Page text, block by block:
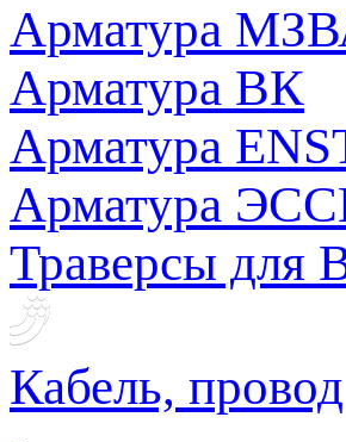
Арматура
Арматура ВК
Арматура
Арматура
Траверсы
Кабель, провод